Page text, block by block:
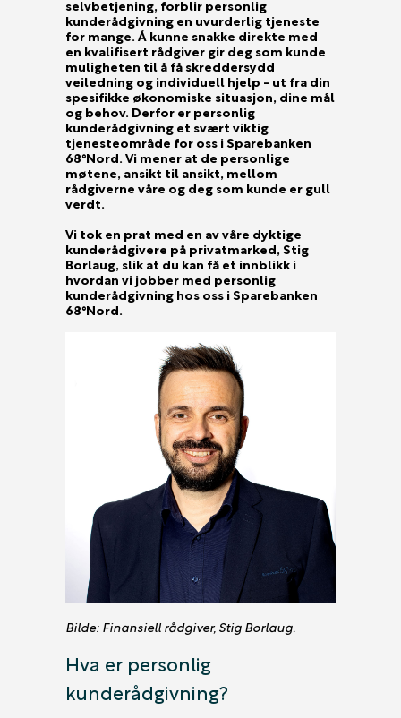
selvbetjening, forblir personlig
kunderådgivning en uvurderlig tjeneste
for mange. Å kunne snakke direkte med
en kvalifisert rådgiver gir deg som kunde
muligheten til å få skreddersydd
veiledning og individuell hjelp - ut fra din
spesifikke økonomiske situasjon, dine mål
og behov. Derfor er personlig
kunderådgivning et svært viktig
tjenesteområde for oss i Sparebanken
68°Nord. Vi mener at de personlige
møtene, ansikt til ansikt, mellom
rådgiverne våre og deg som kunde er gull
verdt.
Vi tok en prat med en av våre dyktige
kunderådgivere på privatmarked, Stig
Borlaug, slik at du kan få et innblikk i
hvordan vi jobber med personlig
kunderådgivning hos oss i Sparebanken
68°Nord.
Bilde: Finansiell rådgiver, Stig Borlaug.
Hva er personlig
kunderådgivning?